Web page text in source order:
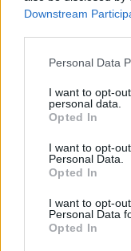
Downstream
Please note that
not limited to your
grant or deny
use your data for
consent section.
Personal Data
I want to opt-
personal data.
Opted In
I want to opt-
Personal Data.
Opted In
I want to opt-
Personal Data
Opted In
Sigue leyendo